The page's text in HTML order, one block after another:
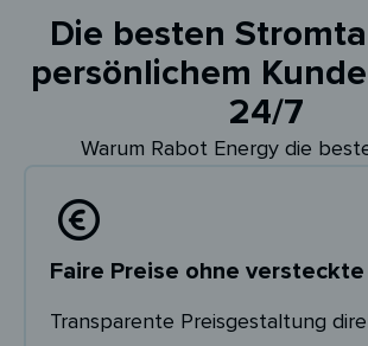
Die besten
persönlichem
24/7
Warum Rabot Energy die
Faire Preise ohne
Transparente Preisgestaltung